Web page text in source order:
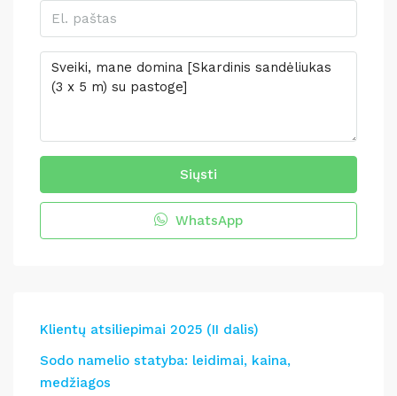
Siųsti
WhatsApp
Klientų atsiliepimai 2025 (II dalis)
Sodo namelio statyba: leidimai, kaina,
medžiagos